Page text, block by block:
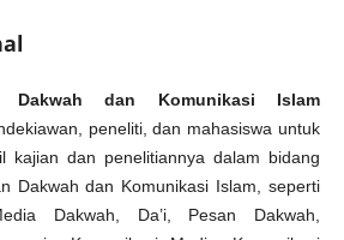
Dakwah dan Komunikasi Islam
peneliti, dan mahasiswa untuk
kajian dan penelitiannya dalam bidang
Dakwah dan Komunikasi Islam, seperti
Dakwah, Da’i, Pesan Dakwah,